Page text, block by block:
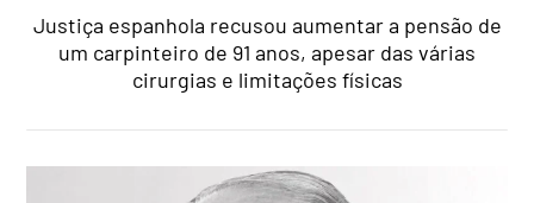
Justiça espanhola recusou aumentar a pensão de
um carpinteiro de 91 anos, apesar das várias
cirurgias e limitações físicas